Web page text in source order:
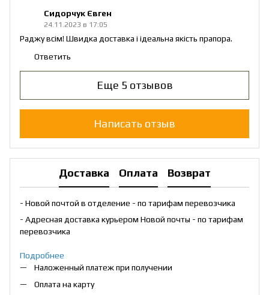
Сидорчук Євген
24.11.2023 в 17:05
Раджу всім! Швидка доставка і ідеальна якість прапора.
Ответить
Еще 5 отзывов
Написать отзыв
Доставка Оплата Возврат
- Новой почтой в отделение - по тарифам перевозчика
- Адресная доставка курьером Новой почты - по тарифам
перевозчика
Подробнее
Наложенный платеж при получении
Оплата на карту